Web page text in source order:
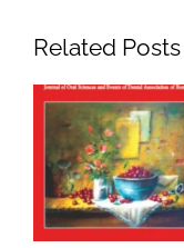
Related Posts